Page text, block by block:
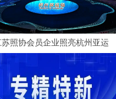
照协会员企业照亮杭州亚运